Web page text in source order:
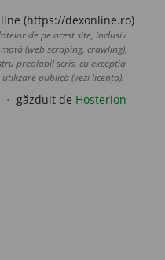
(https://dexonline.ro)
de pe acest site, inclusiv
(web scraping, crawling),
prealabil scris, cu excepția
publică (vezi licența).
găzduit de Hosterion